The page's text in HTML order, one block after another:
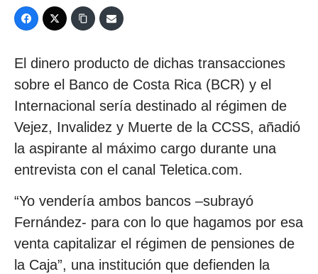
El dinero producto de dichas transacciones
sobre el Banco de Costa Rica (BCR) y el
Internacional sería destinado al régimen de
Vejez, Invalidez y Muerte de la CCSS, añadió
la aspirante al máximo cargo durante una
entrevista con el canal Teletica.com.
“Yo vendería ambos bancos –subrayó
Fernández- para con lo que hagamos por esa
venta capitalizar el régimen de pensiones de
la Caja”, una institución que defienden la